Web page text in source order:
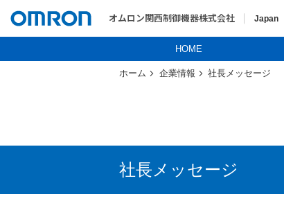
オムロン関西制御機器株式会社 Japan
HOME
ホーム 企業情報 社長メッセージ
社長メッセージ